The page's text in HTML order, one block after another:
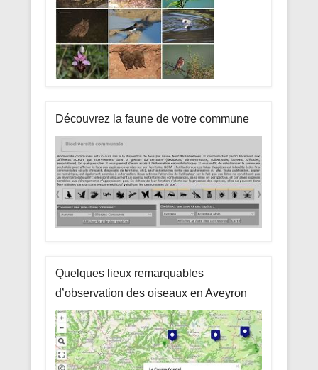
Découvrez la faune de votre commune
Quelques lieux remarquables
d’observation des oiseaux en Aveyron